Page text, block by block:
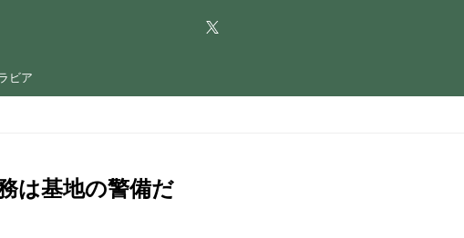
ビア
は基地の警備だ